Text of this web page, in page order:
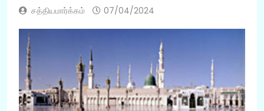
சத்தியமார்க்கம் 07/04/2024